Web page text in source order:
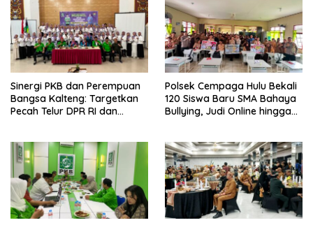
Sinergi PKB dan Perempuan
Bangsa Kalteng: Targetkan
Pecah Telur DPR RI dan
Polsek Cempaga Hulu Bekali
120 Siswa Baru SMA Bahaya
Bullying, Judi Online hingga